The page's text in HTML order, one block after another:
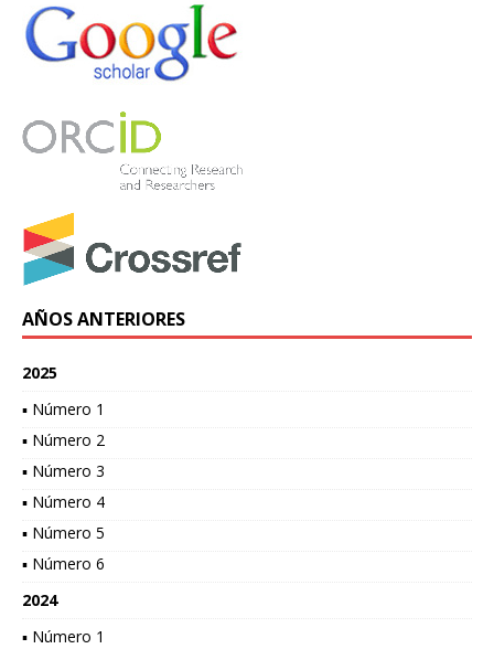
AÑOS ANTERIORES
2025
▪ Número 1
▪ Número 2
▪ Número 3
▪ Número 4
▪ Número 5
▪ Número 6
2024
▪ Número 1